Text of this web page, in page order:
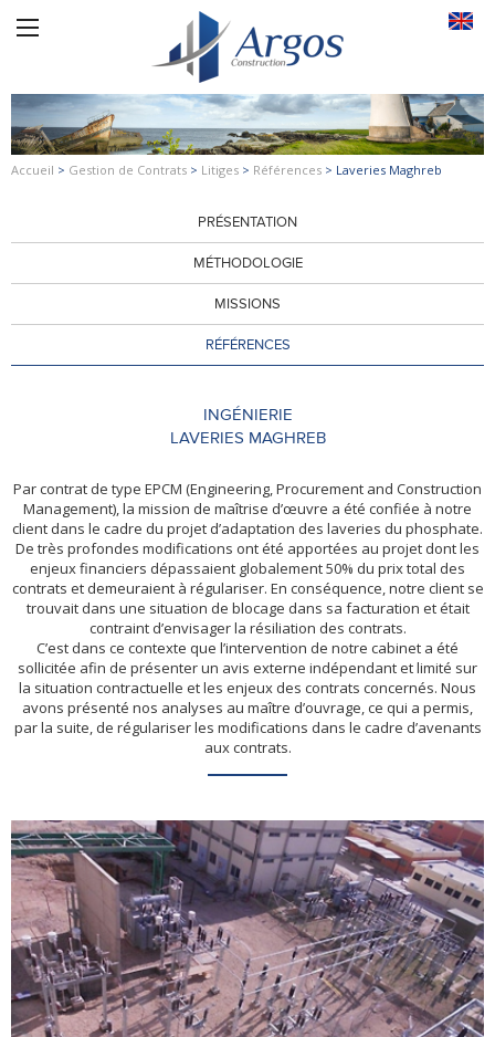
Accueil > Gestion de Contrats > Litiges > Références > Laveries Maghreb
PRÉSENTATION
MÉTHODOLOGIE
MISSIONS
RÉFÉRENCES
INGÉNIERIE
LAVERIES MAGHREB
Par contrat de type EPCM (Engineering, Procurement and Construction
Management), la mission de maîtrise d’œuvre a été confiée à notre
client dans le cadre du projet d’adaptation des laveries du phosphate.
De très profondes modifications ont été apportées au projet dont les
enjeux financiers dépassaient globalement 50% du prix total des
contrats et demeuraient à régulariser. En conséquence, notre client se
trouvait dans une situation de blocage dans sa facturation et était
contraint d’envisager la résiliation des contrats.
C’est dans ce contexte que l’intervention de notre cabinet a été
sollicitée afin de présenter un avis externe indépendant et limité sur
la situation contractuelle et les enjeux des contrats concernés. Nous
avons présenté nos analyses au maître d’ouvrage, ce qui a permis,
par la suite, de régulariser les modifications dans le cadre d’avenants
aux contrats.